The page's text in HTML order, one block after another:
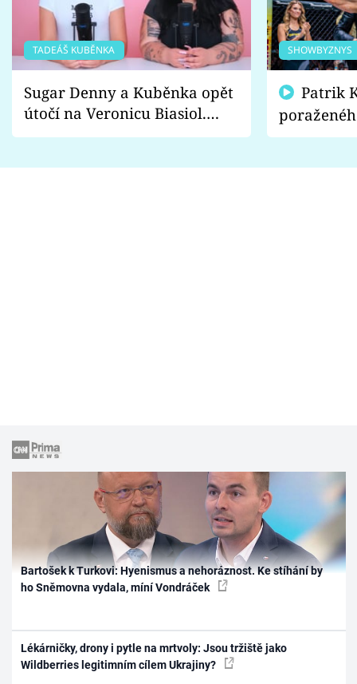
TADEÁŠ KUBĚNKA
Sugar Denny a Kuběnka opět
útočí na Veronicu Biasiol.
Proč je podle nich falešná a
SHOWBYZNYS
fanoušci
Bartošek k Turkovi: Hyenismus a nehoráznost. Ke stíhání by
ho Sněmovna vydala, míní Vondráček
Lékárničky, drony i pytle na mrtvoly: Jsou tržiště jako
Wildberries legitimním cílem Ukrajiny?